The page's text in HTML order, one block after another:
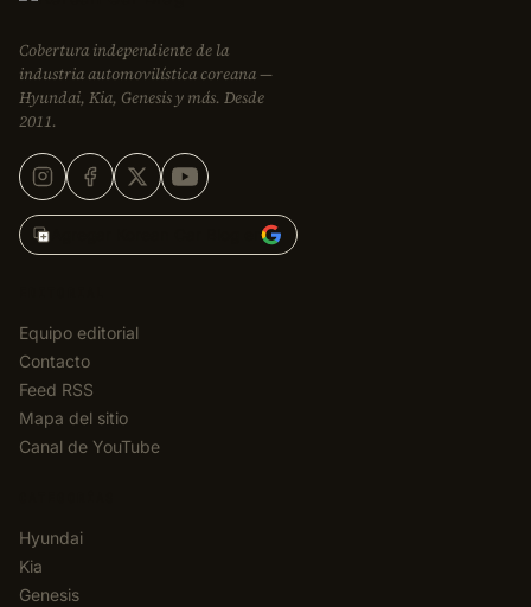
Cobertura independiente de la
industria automovilística coreana —
Hyundai, Kia, Genesis y más. Desde
2011.
Agregar Korean Car Blog en
Equipo editorial
Contacto
Feed RSS
Mapa del sitio
Canal de YouTube
Hyundai
Kia
Genesis